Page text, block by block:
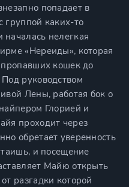
попадает в
группой каких-то
нелегкая
«Нереиды», которая
пропавших кошек до
руководством
Лены, работая бок о
Глорией и
проходит через
обретает уверенность
и посещение
Майю открыть
разгадки которой